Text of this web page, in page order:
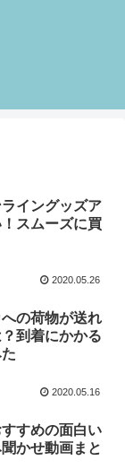
イングッズア
スムーズに買
2020.05.26
の荷物が送れ
到着にかかる
2020.05.16
すめの面白い
かせ動画まと